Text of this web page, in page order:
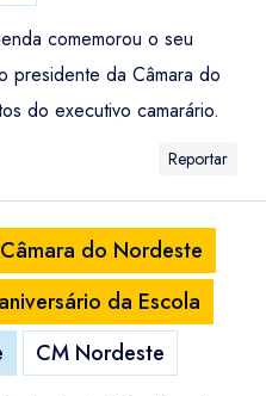
comemorou o seu
presidente da Câmara do
do executivo camarário.
Reportar
do Nordeste
da Escola
CM Nordeste